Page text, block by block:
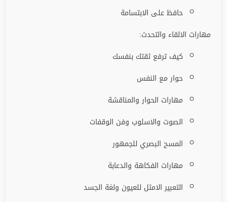
حافظ على الابتسامة
مهارات الالقاء والتحدث:
كيف ترفع ثقتك بنفسك
حوار مع النفس
مهارات الحوار والمناقشة
الصوت والاسلوب وفن الوقفات
المسح البصري للجمهور
مهارات الفكاهة والدعابة
التعبير الامثل للعيون ولغة الجسد